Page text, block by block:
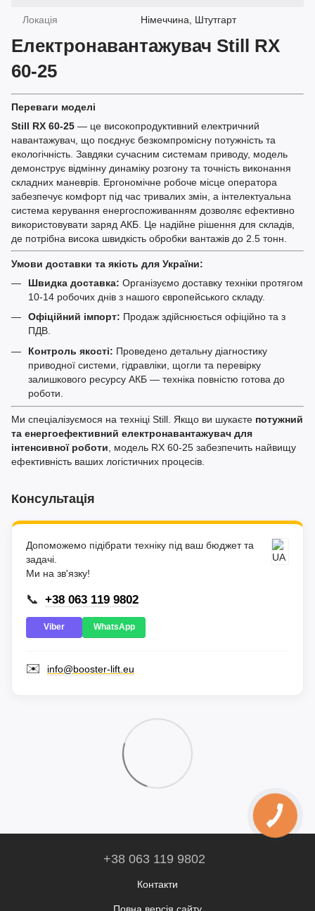
Локація Німеччина, Штутгарт
Електронавантажувач Still RX
60-25
Переваги моделі
Still RX 60-25 — це високопродуктивний електричний
навантажувач, що поєднує безкомпромісну потужність та
екологічність. Завдяки сучасним системам приводу, модель
демонструє відмінну динаміку розгону та точність виконання
складних маневрів. Ергономічне робоче місце оператора
забезпечує комфорт під час тривалих змін, а інтелектуальна
система керування енергоспоживанням дозволяє ефективно
використовувати заряд АКБ. Це надійне рішення для складів,
де потрібна висока швидкість обробки вантажів до 2.5 тонн.
Умови доставки та якість для України:
Швидка доставка: Організуємо доставку техніки протягом
10-14 робочих днів з нашого європейського складу.
Офіційний імпорт: Продаж здійснюється офіційно та з
ПДВ.
Контроль якості: Проведено детальну діагностику
приводної системи, гідравліки, щогли та перевірку
залишкового ресурсу АКБ — техніка повністю готова до
роботи.
Ми спеціалізуємося на техніці Still. Якщо ви шукаєте потужний
та енергоефективний електронавантажувач для
інтенсивної роботи , модель RX 60-25 забезпечить найвищу
ефективність ваших логістичних процесів.
Консультація
Допоможемо підібрати техніку під ваш бюджет та
задачі.
Ми на зв'язку!
📞 +38 063 119 9802
Viber WhatsApp
✉️ info@booster-lift.eu
+38 063 119 9802
Контакти